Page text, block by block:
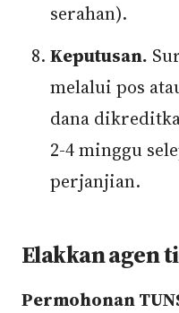
serahan).
Keputusan.
melalui pos
dana
2-4 minggu
perjanjian.
Elakkan agen
Permohonan